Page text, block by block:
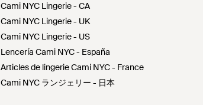
Cami NYC Lingerie - CA
Cami NYC Lingerie - UK
Cami NYC Lingerie - US
Lencería Cami NYC - España
Articles de lingerie Cami NYC - France
Cami NYC ランジェリー - 日本